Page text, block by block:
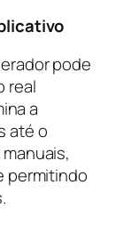
pode
real
a
até o
permitindo